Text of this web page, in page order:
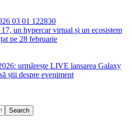
un hypercar virtual și un ecosistem
pe 28 februarie
urmărește LIVE lansarea Galaxy
știi despre eveniment